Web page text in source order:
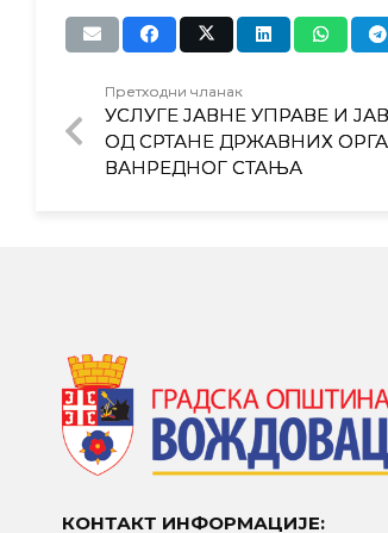
Претходни чланак
УСЛУГЕ ЈАВНЕ УПРАВЕ И
ОД СРТАНЕ ДРЖАВНИХ
ВАНРЕДНОГ СТАЊА
КОНТАКТ ИНФОРМАЦИЈЕ: